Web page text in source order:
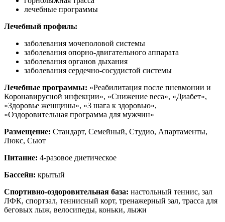
лечебные программы
Лечебный профиль:
заболевания мочеполовой системы
заболевания опорно-двигательного аппарата
заболевания органов дыхания
заболевания сердечно-сосудистой системы
Лечебные программы: «Реабилитация после пневмонии и
Коронавирусной инфекции», «Снижение веса», «Диабет»,
«Здоровье женщины», «3 шага к здоровью»,
«Оздоровительная программа для мужчин»
Размещение: Стандарт, Семейный, Студио, Апартаменты,
Люкс, Сьют
Питание: 4-разовое диетическое
Бассейн: крытый
Спортивно-оздоровительная база: настольный теннис, зал
ЛФК, спортзал, теннисный корт, тренажерный зал, трасса для
беговых лыж, велосипеды, коньки, лыжи